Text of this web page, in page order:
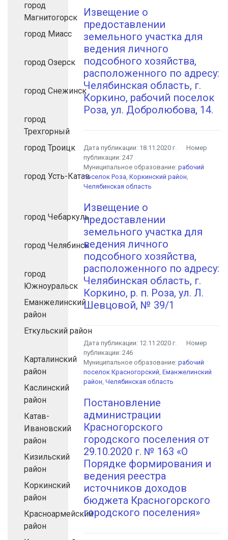
город
Магнитогорск
город Миасс
город Озерск
город Снежинск
город
Трехгорный
город Троицк
город Усть-Катав
город Чебаркуль
город Челябинск
город
Южноуральск
Еманжелинский
район
Еткульский район
Карталинский
район
Каслинский
район
Катав-
Ивановский
район
Кизильский
район
Коркинский
район
Красноармейский
район
Извещение о
предоставлении
земельного участка для
ведения личного
подсобного хозяйства,
расположенного по адресу:
Челябинская область, г.
Коркино, рабочий поселок
Роза, ул. Добролюбова, 14.
Дата публикации: 18.11.2020 г.
Номер
публикации:247
Муниципальное образование:рабочий
поселок Роза,Коркинский район,
Челябинская область
Извещение о
предоставлении
земельного участка для
ведения личного
подсобного хозяйства,
расположенного по адресу:
Челябинская область, г.
Коркино, р. п. Роза, ул. Л.
Шевцовой, № 39/1
Дата публикации: 12.11.2020 г.
Номер
публикации:246
Муниципальное образование:рабочий
поселок Красногорский,Еманжелинский
район,Челябинская область
Постановление
администрации
Красногорского
городского поселения от
29.10.2020 г. № 163 «О
Порядке формирования и
ведения реестра
источников доходов
бюджета Красногорского
городского поселения»